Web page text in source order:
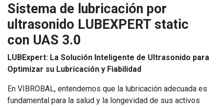
Sistema de lubricación por
ultrasonido LUBEXPERT static
con UAS 3.0
LUBExpert: La Solución Inteligente de Ultrasonido para
Optimizar su Lubricación y Fiabilidad
En VIBROBAL, entendemos que la lubricación adecuada es
fundamental para la salud y la longevidad de sus activos